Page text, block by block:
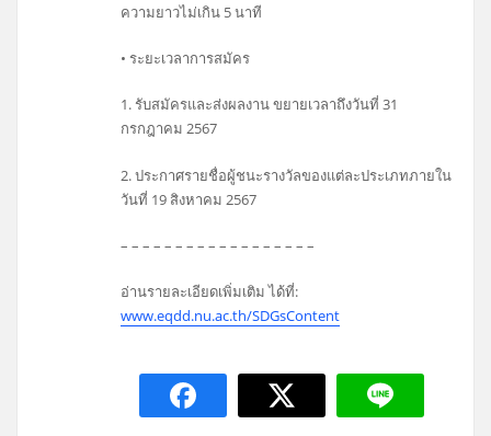
ความยาวไม่เกิน 5 นาที
• ระยะเวลาการสมัคร
1. รับสมัครและส่งผลงาน ขยายเวลาถึงวันที่ 31
กรกฎาคม 2567
2. ประกาศรายชื่อผู้ชนะรางวัลของแต่ละประเภทภายใน
วันที่ 19 สิงหาคม 2567
– – – – – – – – – – – – – – – – – –
อ่านรายละเอียดเพิ่มเติม ได้ที่:
www.eqdd.nu.ac.th/SDGsContent